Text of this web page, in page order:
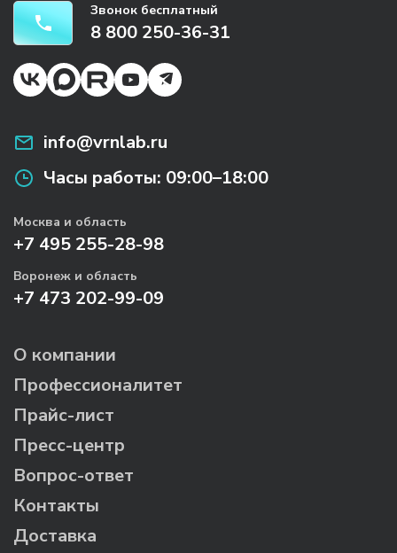
Звонок бесплатный
8 800 250-36-31
info@vrnlab.ru
Часы работы: 09:00–18:00
Москва и область
+7 495 255-28-98
Воронеж и область
+7 473 202-99-09
О компании
Профессионалитет
Прайс-лист
Пресс-центр
Вопрос-ответ
Контакты
Доставка